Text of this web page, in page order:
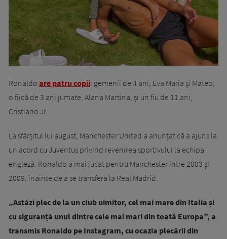
Ronaldo are patru copii: gemenii de 4 ani, Eva Maria și Mateo,
o fiică de 3 ani jumate, Alana Martina, și un fiu de 11 ani,
Cristiano Jr.
La sfârșitul lui august, Manchester United a anunțat că a ajuns la
un acord cu Juventus privind revenirea sportivului la echipa
engleză. Ronaldo a mai jucat pentru Manchester între 2003 și
2009, înainte de a se transfera la Real Madrid.
„Astăzi plec de la un club uimitor, cel mai mare din Italia și
cu siguranță unul dintre cele mai mari din toată Europa”, a
transmis Ronaldo pe Instagram, cu ocazia plecării din